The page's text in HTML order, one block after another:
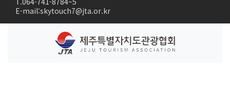
E-mail:skytouch7@jta.or.kr